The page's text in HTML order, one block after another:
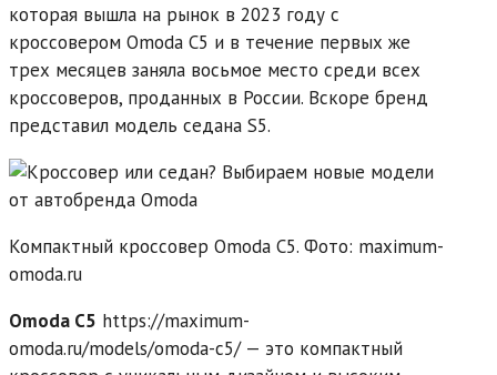
которая вышла на рынок в 2023 году с
кроссовером Omoda C5 и в течение первых же
трех месяцев заняла восьмое место среди всех
кроссоверов, проданных в России. Вскоре бренд
представил модель седана S5.
Компактный кроссовер Omoda C5. Фото: maximum-
omoda.ru
Omoda C5 https://maximum-
omoda.ru/models/omoda-c5/ — это компактный